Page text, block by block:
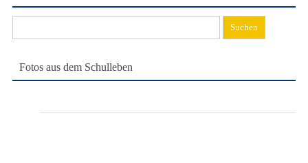
nach:
Fotos aus dem Schulleben